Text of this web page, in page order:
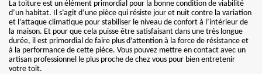
La toiture est un élément primordial pour la bonne condition de viabilité
d’un habitat. Il s’agit d’une pièce qui résiste jour et nuit contre la variation
et l’attaque climatique pour stabiliser le niveau de confort à l’intérieur de
la maison. Et pour que cela puisse être satisfaisant dans une très longue
durée, il est primordial de faire plus d’attention à la force de résistance et
à la performance de cette pièce. Vous pouvez mettre en contact avec un
artisan professionnel le plus proche de chez vous pour bien entretenir
votre toit.